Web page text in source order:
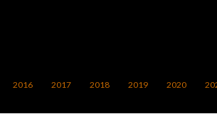
2016 2017 2018 2019 2020